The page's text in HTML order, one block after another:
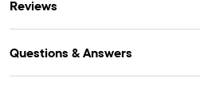
Reviews
Questions & Answers